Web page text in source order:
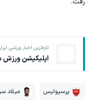
تازه‌ترین اخبار ورزشی
اپلیکیشن ورزش
پرسپولیس میلاد